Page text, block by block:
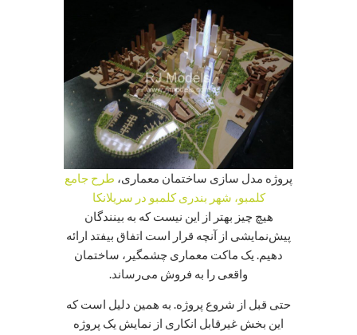
پروژه مدل سازی ساختمان معماری، طرح جامع
کلمبو، شهر بندری کلمبو در سریلانکا
هیچ چیز بهتر از این نیست که به بینندگان
پیش‌نمایشی از آنچه قرار است اتفاق بیفتد ارائه
دهیم. یک ماکت معماری چشمگیر، ساختمان
واقعی را به فروش می‌رساند.
حتی قبل از شروع پروژه. به همین دلیل است که
این بخش غیرقابل انکاری از نمایش یک پروژه